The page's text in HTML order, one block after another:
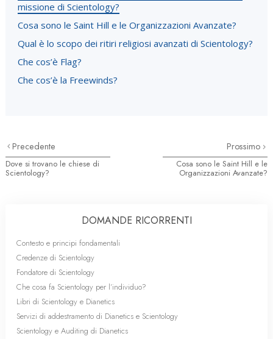
missione di Scientology?
Cosa sono le Saint Hill e le Organizzazioni Avanzate?
Qual è lo scopo dei ritiri religiosi avanzati di Scientology?
Che cos’è Flag?
Che cos’è la Freewinds?
Precedente
Dove si trovano le chiese di
Scientology?
Prossimo
Cosa sono le Saint Hill e le
Organizzazioni Avanzate?
DOMANDE RICORRENTI
Contesto e principi fondamentali
Credenze di Scientology
Fondatore di Scientology
Che cosa fa Scientology per l’individuo?
Libri di Scientology e Dianetics
Servizi di addestramento di Dianetics e Scientology
Scientology e Auditing di Dianetics